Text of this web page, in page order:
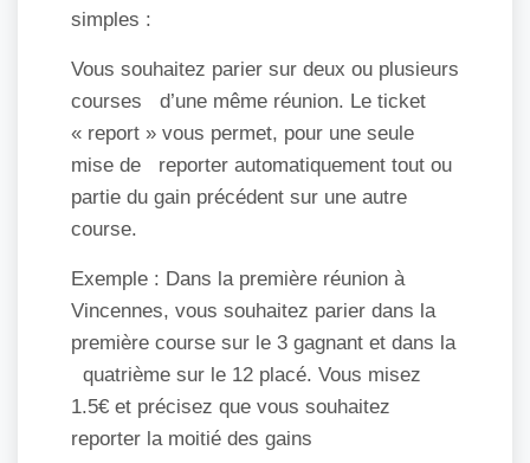
simples :
Vous souhaitez parier sur deux ou plusieurs
courses d’une même réunion. Le ticket
« report » vous permet, pour une seule
mise de reporter automatiquement tout ou
partie du gain précédent sur une autre
course.
Exemple : Dans la première réunion à
Vincennes, vous souhaitez parier dans la
première course sur le 3 gagnant et dans la
quatrième sur le 12 placé. Vous misez
1.5€ et précisez que vous souhaitez
reporter la moitié des gains